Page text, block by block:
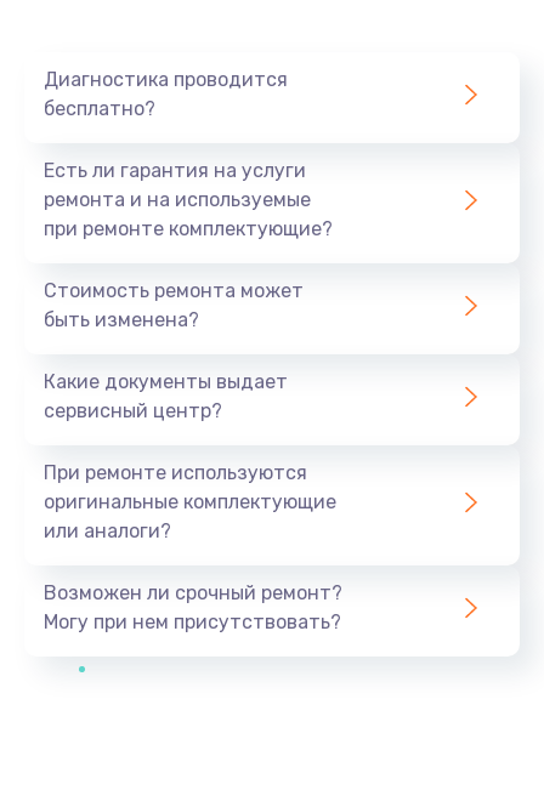
Диагностика проводится
бесплатно?
Есть ли гарантия на услуги
ремонта и на используемые
при ремонте комплектующие?
Стоимость ремонта может
быть изменена?
Какие документы выдает
сервисный центр?
При ремонте используются
оригинальные комплектующие
или аналоги?
Возможен ли срочный ремонт?
Могу при нем присутствовать?